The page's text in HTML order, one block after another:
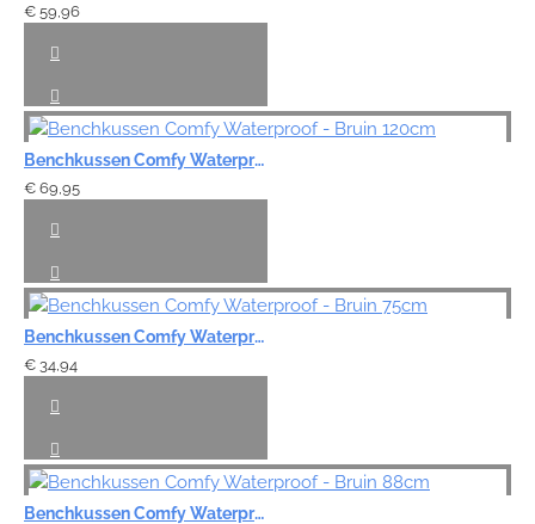
€ 59,96
Benchkussen Comfy Waterproof - Bruin 120cm
€ 69,95
Benchkussen Comfy Waterproof - Bruin 75cm
€ 34,94
Benchkussen Comfy Waterproof - Bruin 88cm